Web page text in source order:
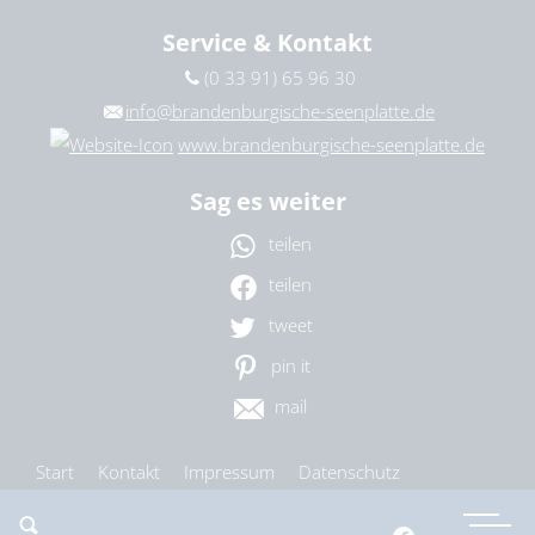
Service & Kontakt
(0 33 91) 65 96 30
info@brandenburgische-seenplatte.de
www.brandenburgische-seenplatte.de
Sag es weiter
teilen
teilen
tweet
pin it
mail
Start Kontakt Impressum
Datenschutz